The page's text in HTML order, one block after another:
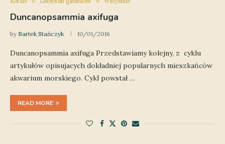
Duncanopsammia axifuga
by Bartek Stańczyk 10/01/2016
Duncanopsammia axifuga Przedstawiamy kolejny, z cyklu
artykułów opisujacych dokładniej popularnych mieszkańców
akwarium morskiego. Cykl powstał …
READ MORE